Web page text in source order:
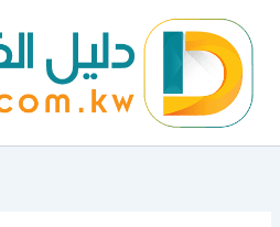
المحتوى